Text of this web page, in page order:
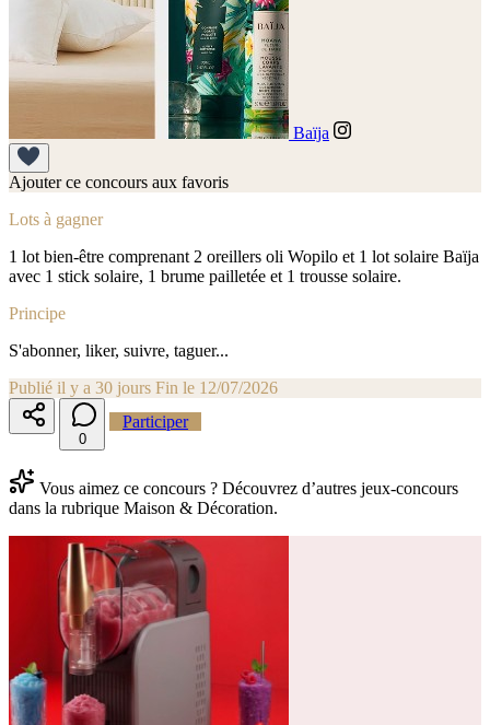
Baïja
Ajouter ce concours aux favoris
Lots à gagner
1 lot bien-être comprenant 2 oreillers oli Wopilo et 1 lot solaire Baïja
avec 1 stick solaire, 1 brume pailletée et 1 trousse solaire.
Principe
S'abonner, liker, suivre, taguer...
Publié il y a 30 jours Fin le 12/07/2026
0
Participer
Vous aimez ce concours ? Découvrez d’autres jeux-concours
dans la rubrique Maison & Décoration.